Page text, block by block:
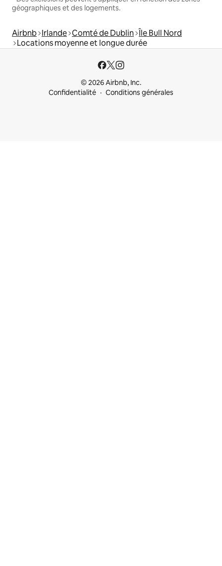
géographiques et des logements.
Airbnb Irlande Comté de Dublin Île Bull Nord
Locations moyenne et longue durée
© 2026 Airbnb, Inc.
Confidentialité
Conditions générales